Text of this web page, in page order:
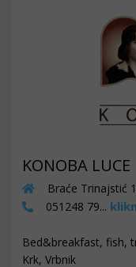
KONOBA LUCE
Braće Trinajstić
051248 79...
Bed&breakfast, fish,
Krk, Vrbnik